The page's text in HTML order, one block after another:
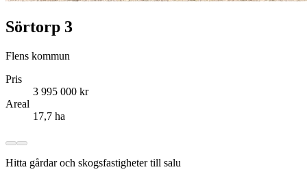
Sörtorp 3
Flens kommun
Pris
3 995 000 kr
Areal
17,7 ha
Hitta gårdar och skogsfastigheter till salu